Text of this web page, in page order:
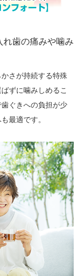
歯の痛みや噛み
さが持続する特殊
ずに噛みしめるこ
ぐきへの負担が少
最適です。